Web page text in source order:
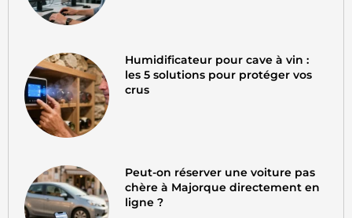
Humidificateur pour cave à vin :
les 5 solutions pour protéger vos
crus
Peut-on réserver une voiture pas
chère à Majorque directement en
ligne ?